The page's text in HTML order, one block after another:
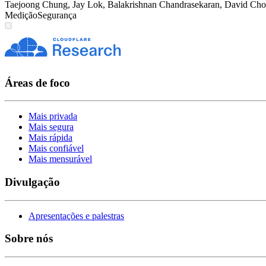
Taejoong Chung, Jay Lok, Balakrishnan Chandrasekaran, David
MediçãoSegurança
Áreas de foco
Mais privada
Mais segura
Mais rápida
Mais confiável
Mais mensurável
Divulgação
Apresentações e palestras
Sobre nós